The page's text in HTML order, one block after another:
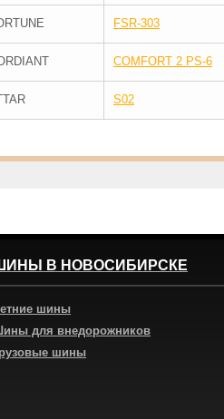
FSR-303
COMFORT 2 PS-6
S02
В НОВОСИБИРСКЕ
шины
для внедорожников
шины